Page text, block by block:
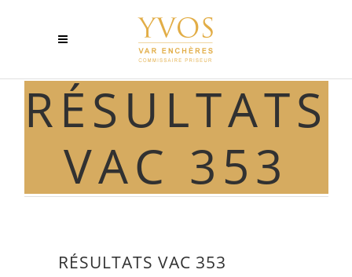
RÉSULTATS
VAC 353
RÉSULTATS VAC 353